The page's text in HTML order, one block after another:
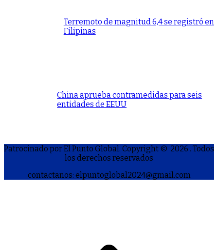
Terremoto de magnitud 6,4 se registró en
Filipinas
China aprueba contramedidas para seis
entidades de EEUU
Patrocinado por El Punto Global. Copyright © 2026 . Todos
los derechos reservados
contactanos: elpuntoglobal2024@gmail.com